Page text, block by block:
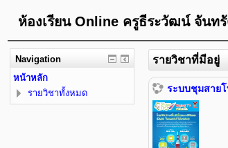
ห้องเรียน Online ครูธีระวัฒน์ จันท
รายวิชาที่มีอยู่
ระบบชุมสาย
Navigation
หน้าหลัก
รายวิชาทั้งหมด